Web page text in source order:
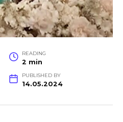
READING
2 min
PUBLISHED BY
14.05.2024